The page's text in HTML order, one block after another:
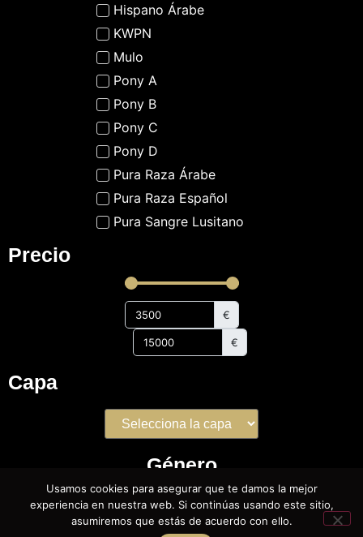
Hispano Árabe
KWPN
Mulo
Pony A
Pony B
Pony C
Pony D
Pura Raza Árabe
Pura Raza Español
Pura Sangre Lusitano
Precio
€
€
Capa
Género
Macho Entero
Macho Castrado
Usamos cookies para asegurar que te damos la mejor
experiencia en nuestra web. Si continúas usando este sitio,
asumiremos que estás de acuerdo con ello.